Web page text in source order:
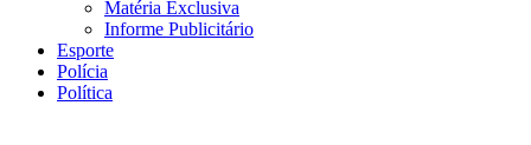
Matéria Exclusiva
Informe Publicitário
Esporte
Polícia
Política